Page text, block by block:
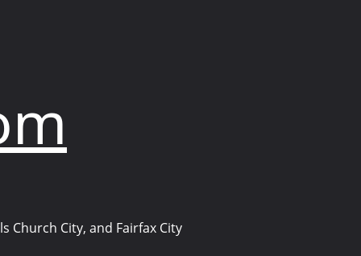
Church City, and Fairfax City